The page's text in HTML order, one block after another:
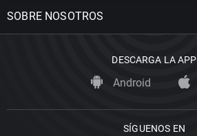
SOBRE NOSOTROS
DESCARGA LA APP
Android
SÍGUENOS EN